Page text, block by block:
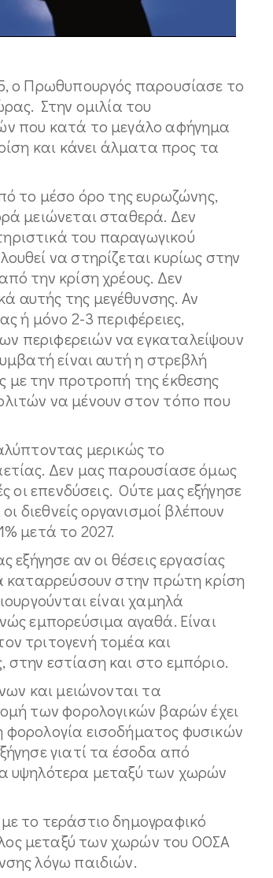
ο Πρωθυπουργός παρουσίασε το
Στην ομιλία του
που κατά το μεγάλο αφήγημα
και κάνει άλματα προς τα
το μέσο όρο της ευρωζώνης,
μειώνεται σταθερά. Δεν
του παραγωγικού
να στηρίζεται κυρίως στην
την κρίση χρέους. Δεν
αυτής της μεγέθυνσης. Αν
ή μόνο 2-3 περιφέρειες,
περιφερειών να εγκαταλείψουν
είναι αυτή η στρεβλή
με την προτροπή της έκθεσης
να μένουν στον τόπο που
μερικώς το
Δεν μας παρουσίασε όμως
οι επενδύσεις. Ούτε μας εξήγησε
διεθνείς οργανισμοί βλέπουν
μετά το 2027.
αν οι θέσεις εργασίας
καταρρεύσουν στην πρώτη κρίση
είναι χαμηλά
εμπορεύσιμα αγαθά. Είναι
τριτογενή τομέα και
εστίαση και στο εμπόριο.
και μειώνονται τα
των φορολογικών βαρών έχει
εισοδήματος φυσικών
γιατί τα έσοδα από
υψηλότερα μεταξύ των χωρών
το τεράστιο δημογραφικό
μεταξύ των χωρών του ΟΟΣΑ
λόγω παιδιών.